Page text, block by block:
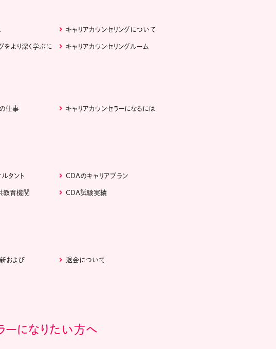
キャリアカウンセリングについて
をより深く学ぶに
キャリアカウンセリングルーム
仕事 キャリアカウンセラーになるには
タント CDAのキャリアプラン
教育機関 CDA試験実績
および
退会について
ーになりたい方へ